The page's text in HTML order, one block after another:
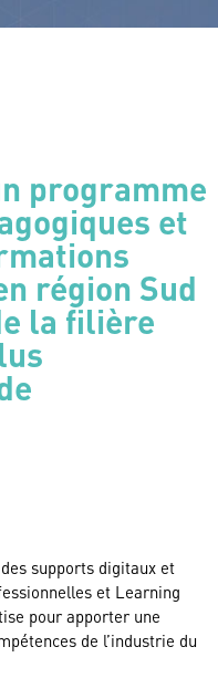
programme
et
région Sud
la filière
supports digitaux et
et Learning
pour apporter une
de l’industrie du